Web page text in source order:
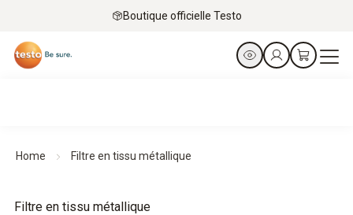
Boutique officielle Testo
Home Filtre en tissu métallique
Filtre en tissu métallique